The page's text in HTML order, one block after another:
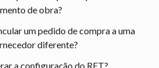
de obra?
um pedido de compra a uma
diferente?
a configuração do RET?